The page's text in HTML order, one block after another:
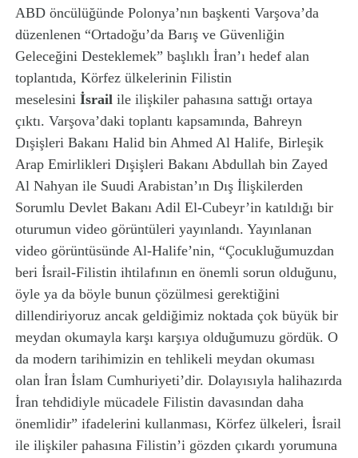
ABD öncülüğünde Polonya’nın başkenti Varşova’da
düzenlenen “Ortadoğu’da Barış ve Güvenliğin
Geleceğini Desteklemek” başlıklı İran’ı hedef alan
toplantıda, Körfez ülkelerinin Filistin
meselesini İsrailile ilişkiler pahasına sattığı ortaya
çıktı. Varşova’daki toplantı kapsamında, Bahreyn
Dışişleri Bakanı Halid bin Ahmed Al Halife, Birleşik
Arap Emirlikleri Dışişleri Bakanı Abdullah bin Zayed
Al Nahyan ile Suudi Arabistan’ın Dış İlişkilerden
Sorumlu Devlet Bakanı Adil El-Cubeyr’in katıldığı bir
oturumun video görüntüleri yayınlandı. Yayınlanan
video görüntüsünde Al-Halife’nin, “Çocukluğumuzdan
beri İsrail-Filistin ihtilafının en önemli sorun olduğunu,
öyle ya da böyle bunun çözülmesi gerektiğini
dillendiriyoruz ancak geldiğimiz noktada çok büyük bir
meydan okumayla karşı karşıya olduğumuzu gördük. O
da modern tarihimizin en tehlikeli meydan okuması
olan İran İslam Cumhuriyeti’dir. Dolayısıyla halihazırda
İran tehdidiyle mücadele Filistin davasından daha
önemlidir” ifadelerini kullanması, Körfez ülkeleri, İsrail
ile ilişkiler pahasına Filistin’i gözden çıkardı yorumuna